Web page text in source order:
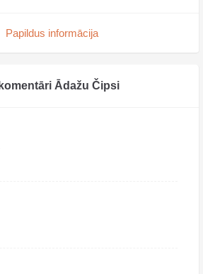
Papildus informācija
Ādažu Čipsi